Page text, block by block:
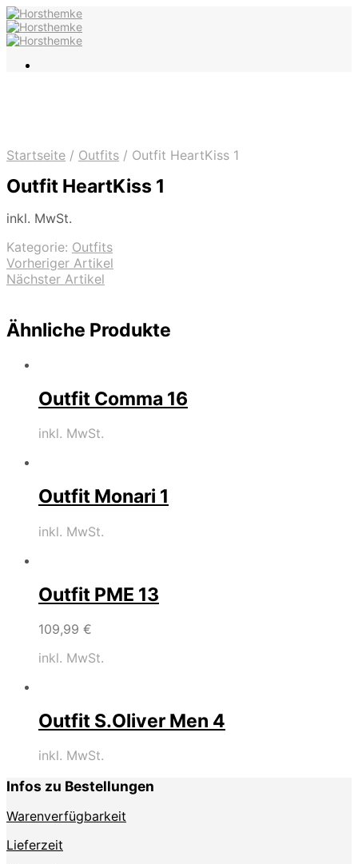
Startseite / Outfits / Outfit HeartKiss 1
Outfit HeartKiss 1
inkl. MwSt.
Kategorie: Outfits
Vorheriger Artikel
Nächster Artikel
Ähnliche Produkte
Outfit Comma 16
inkl. MwSt.
Outfit Monari 1
inkl. MwSt.
Outfit PME 13
109,99 €
inkl. MwSt.
Outfit S.Oliver Men 4
inkl. MwSt.
Infos zu Bestellungen
Warenverfügbarkeit
Lieferzeit